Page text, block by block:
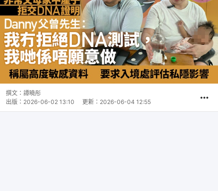
撰文： 譚曉彤
出版： 2026-06-02 13:10 更新： 2026-06-04 12:55